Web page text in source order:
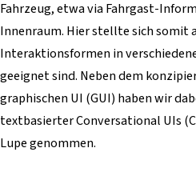
Fahrzeug, etwa via Fahrgast-
Innenraum. Hier stellte sich somit
Interaktionsformen in
geeignet sind. Neben dem
graphischen UI (GUI) haben wir
textbasierter Conversational UIs
Lupe genommen.